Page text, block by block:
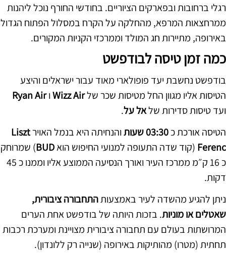
רגלי ברחובות ובפארקים הציוריים. בחודשי החורף נוכל ליהנות
ממרחצאות המרפא, מהחלקה על הקרח במסלול הפתוח הגדול
באירופה, מתיירות חג המולד וממרכזי הקניות המקורים.
כמה זמן טיסה לבודפשט
בודפשט נחשבת יעד פופולארי מאוד עבור ישראלים והיצע
הטיסות אליו מגוון החל מטיסות שכר שלWizz AirוRyan Air
ועד טיסות סדירות שלאל על.
הטיסה אורכת כ03:30 שעות והנחיתה היא בנמל האוירLiszt
Ferenc (קוד שדה התעופה למנועי החיפוש הואBUD) שמרוחק
כ 16 ק״מ ממרכז העיר ואורך הנסיעה הממוצע אליו וממנו כ 45
דקות.
ניתן להגיע מהשדה לעיר באמצעותהתחבורה ציבורית,
שאטלים או מוניות. בזכות היותה של בודפשט אחת הערים
המרושתות בעולם עם תחבורה ציבורית מצויינת ומערכת רכבות
תחתית (מטרו) מהותיקות באירופה (שנייה רק ללונדון).